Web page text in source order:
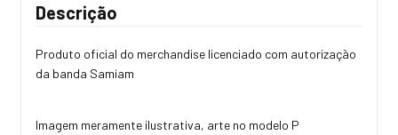
Descrição
Produto oficial do merchandise licenciado com autorização
da banda Samiam
Imagem meramente ilustrativa, arte no modelo P